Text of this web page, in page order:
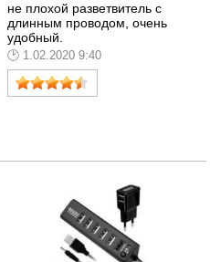
не плохой разветвитель с
длинным проводом, очень
удобный.
1.02.2020 9:40